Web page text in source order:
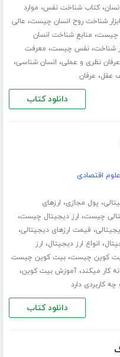
،کتاب شناخت نفس، موارد
ابزار شناخت روح انسان چیست، عالی
چیست، منابع شناخت انسان
شناخت،نفس چیست، معرفت
عرفان نظری و عملی، انسان شناسی،
عقل، عرفان
دانلود کتاب
اقتصادی
، پول مجازی، ارزهای
چیست، ارز دیجیتال چیست،
، قیمت ارزهای دیجیتالی،
، انواع ارز دیجیتال، ارز
کوین چیست،بیت کوین چیست
کار میکند،آموزش بیت کوین،
کاربردی دارد
دانلود کتاب